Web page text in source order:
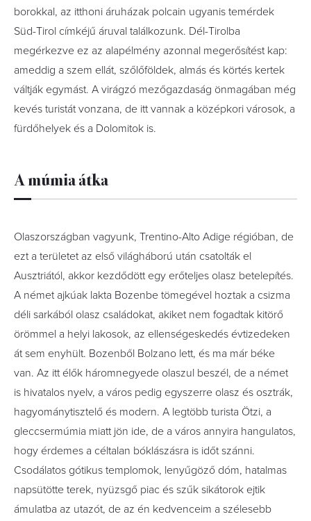
borokkal, az itthoni áruházak polcain ugyanis temérdek
Süd-Tirol címkéjű áruval találkozunk. Dél-Tirolba
megérkezve ez az alapélmény azonnal megerősítést kap:
ameddig a szem ellát, szőlőföldek, almás és körtés kertek
váltják egymást. A virágzó mezőgazdaság önmagában még
kevés turistát vonzana, de itt vannak a középkori városok, a
fürdőhelyek és a Dolomitok is.
A múmia átka
Olaszországban vagyunk, Trentino-Alto Adige régióban, de
ezt a területet az első világháború után csatolták el
Ausztriától, akkor kezdődött egy erőteljes olasz betelepítés.
A német ajkúak lakta Bozenbe tömegével hoztak a csizma
déli sarkából olasz családokat, akiket nem fogadtak kitörő
örömmel a helyi lakosok, az ellenségeskedés évtizedeken
át sem enyhült. Bozenből Bolzano lett, és ma már béke
van. Az itt élők háromnegyede olaszul beszél, de a német
is hivatalos nyelv, a város pedig egyszerre olasz és osztrák,
hagyománytisztelő és modern. A legtöbb turista Ötzi, a
gleccsermúmia miatt jön ide, de a város annyira hangulatos,
hogy érdemes a céltalan bóklászásra is időt szánni.
Csodálatos gótikus templomok, lenyűgöző dóm, hatalmas
napsütötte terek, nyüzsgő piac és szűk sikátorok ejtik
ámulatba az utazót, de az én kedvenceim a szélesebb